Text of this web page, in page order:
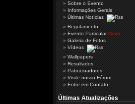
Sobre o Evento
Informações Gerais
Últimas Notícias
Regulamento
Evento ParticularNovo
Galeria de Fotos
Vídeos
Wallpapers
Resultados
Patrocinadores
Visite nosso Fórum
Entre em Contato
Últimas Atualizações